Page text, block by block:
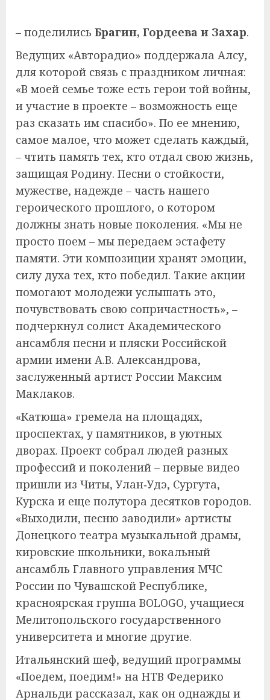
– поделились Брагин, Гордеева и Захар.
Ведущих «Авторадио» поддержала Алсу,
для которой связь с праздником личная:
«В моей семье тоже есть герои той войны,
и участие в проекте – возможность еще
раз сказать им спасибо». По ее мнению,
самое малое, что может сделать каждый,
– чтить память тех, кто отдал свою жизнь,
защищая Родину. Песни о стойкости,
мужестве, надежде – часть нашего
героического прошлого, о котором
должны знать новые поколения. «Мы не
просто поем – мы передаем эстафету
памяти. Эти композиции хранят эмоции,
силу духа тех, кто победил. Такие акции
помогают молодежи услышать это,
почувствовать свою сопричастность», –
подчеркнул солист Академического
ансамбля песни и пляски Российской
армии имени А.В. Александрова,
заслуженный артист России Максим
Маклаков.
«Катюша» гремела на площадях,
проспектах, у памятников, в уютных
дворах. Проект собрал людей разных
профессий и поколений – первые видео
пришли из Читы, Улан‑Удэ, Сургута,
Курска и еще полутора десятков городов.
«Выходили, песню заводили» артисты
Донецкого театра музыкальной драмы,
кировские школьники, вокальный
ансамбль Главного управления МЧС
России по Чувашской Республике,
красноярская группа BOLOGO, учащиеся
Мелитопольского государственного
университета и многие другие.
Итальянский шеф, ведущий программы
«Поедем, поедим!» на НТВ Федерико
Арнальди рассказал, как он однажды и